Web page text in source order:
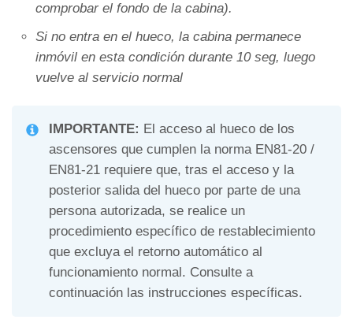
comprobar el fondo de la cabina).
Si no entra en el hueco, la cabina permanece
inmóvil en esta condición durante 10 seg, luego
vuelve al servicio normal
IMPORTANTE: El acceso al hueco de los
ascensores que cumplen la norma EN81-20 /
EN81-21 requiere que, tras el acceso y la
posterior salida del hueco por parte de una
persona autorizada, se realice un
procedimiento específico de restablecimiento
que excluya el retorno automático al
funcionamiento normal. Consulte a
continuación las instrucciones específicas.